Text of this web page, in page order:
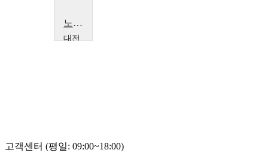
노화와 영양
대전
고객센터 (평일: 09:00~18:00)